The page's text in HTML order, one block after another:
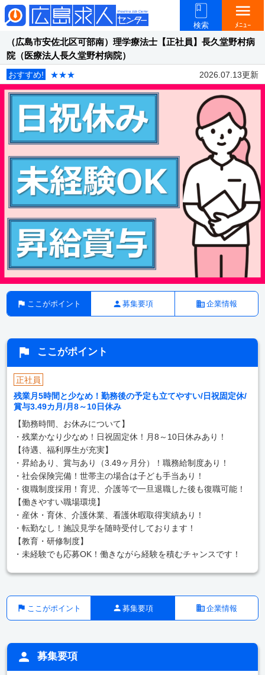
検索
menu
ﾒﾆｭｰ
（広島市安佐北区可部南）理学療法士【正社員】長久堂野村病
院（医療法人長久堂野村病院）
おすすめ! ★★★ 2026.07.13更新
ここがポイント 募集要項 企業情報
ここがポイント
正社員
残業月5時間と少なめ！勤務後の予定も立てやすい/日祝固定休/
賞与3.49カ月/月8～10日休み
【勤務時間、お休みについて】
・残業かなり少なめ！日祝固定休！月8～10日休みあり！
【待遇、福利厚生が充実】
・昇給あり、賞与あり（3.49ヶ月分）！職務給制度あり！
・社会保険完備！世帯主の場合は子ども手当あり！
・復職制度採用！育児、介護等で一旦退職した後も復職可能！
【働きやすい職場環境】
・産休・育休、介護休業、看護休暇取得実績あり！
・転勤なし！施設見学を随時受付しております！
【教育・研修制度】
・未経験でも応募OK！働きながら経験を積むチャンスです！
ここがポイント 募集要項 企業情報
募集要項